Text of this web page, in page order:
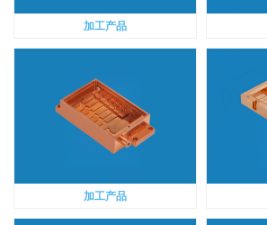
加工产品
加工产品